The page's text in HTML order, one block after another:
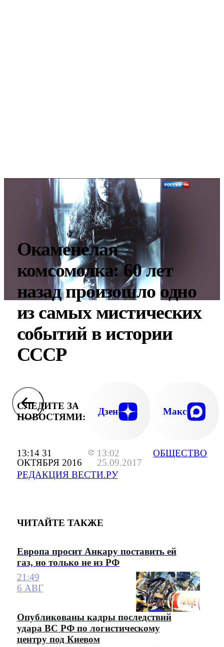
13:14 31
ОКТЯБРЯ 2016
13:02
25.09.2017
РЕДАКЦИЯ ВЕСТИ.РУ
ОБЩЕСТВО
Окаменелая
комсомолка: 60 лет
назад произошло одно
из самых мистических
событий в истории
СССР
СЛЕДИТЕ ЗА
НОВОСТЯМИ:
Дзен Макс
ЧИТАЙТЕ ТАКЖЕ
Европа просит Анкару поставить ей
газ, но только не из РФ
21:49
6 АВГ
Опубликованы кадры последствий
удара ВС РФ по логистическому
центру под Киевом